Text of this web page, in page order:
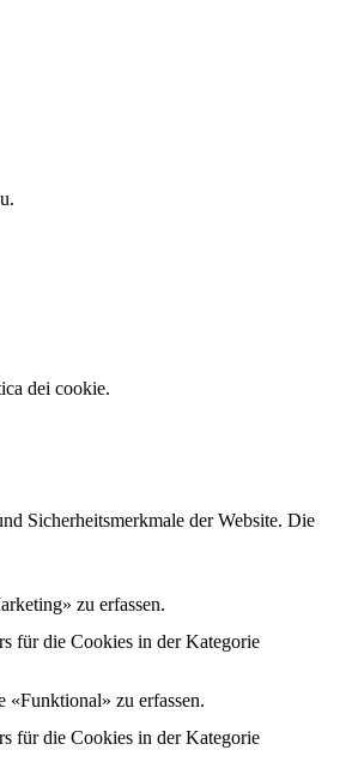
dei cookie.
Sicherheitsmerkmale der Website. Die
zu erfassen.
für die Cookies in der Kategorie
zu erfassen.
für die Cookies in der Kategorie